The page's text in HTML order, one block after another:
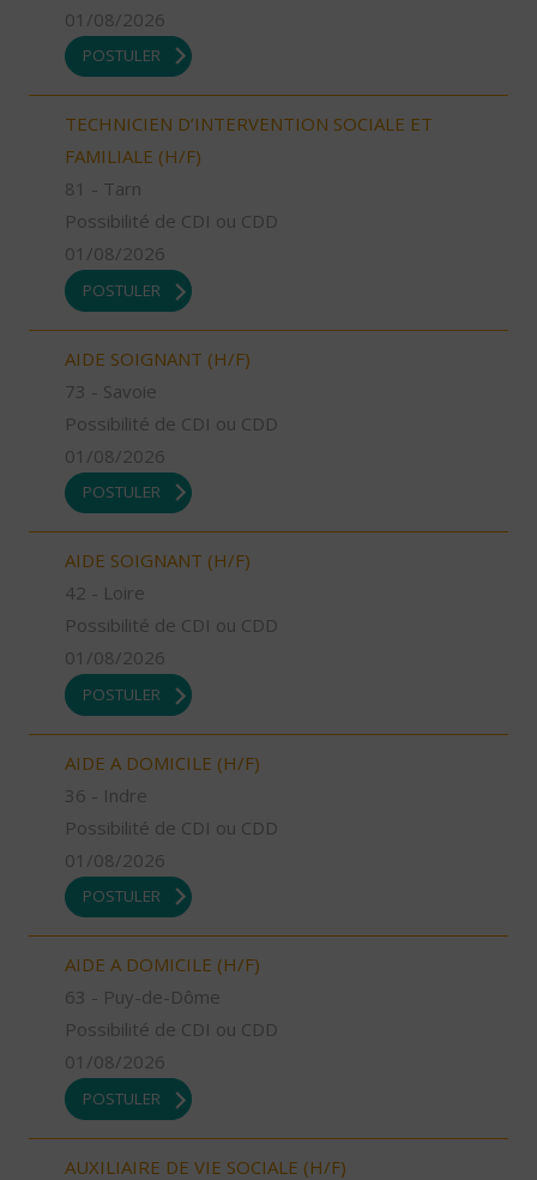
01/08/2026
POSTULER
TECHNICIEN D’INTERVENTION SOCIALE ET
FAMILIALE (H/F)
81 - Tarn
Possibilité de CDI ou CDD
01/08/2026
POSTULER
AIDE SOIGNANT (H/F)
73 - Savoie
Possibilité de CDI ou CDD
01/08/2026
POSTULER
AIDE SOIGNANT (H/F)
42 - Loire
Possibilité de CDI ou CDD
01/08/2026
POSTULER
AIDE A DOMICILE (H/F)
36 - Indre
Possibilité de CDI ou CDD
01/08/2026
POSTULER
AIDE A DOMICILE (H/F)
63 - Puy-de-Dôme
Possibilité de CDI ou CDD
01/08/2026
POSTULER
AUXILIAIRE DE VIE SOCIALE (H/F)